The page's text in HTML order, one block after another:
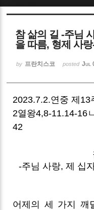
참 삶의 길 -주님
을 따름, 형제 사
by 프란치스코 posted Jul
2023.7.2.
2열왕4,8-11.14-16
42
-주님 사랑, 제 십
어제의 세 가지 깨